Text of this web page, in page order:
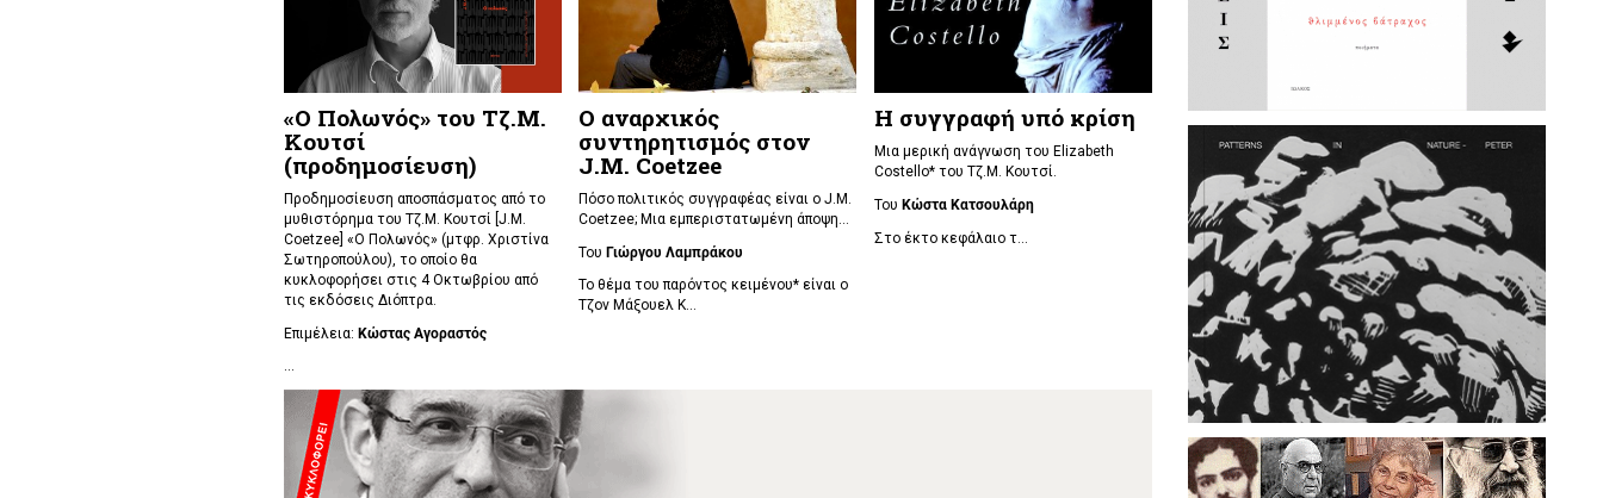
«Ο Πολωνός» του Τζ.Μ.
Κουτσί
(προδημοσίευση)
Προδημοσίευση αποσπάσματος από το
μυθιστόρημα του Τζ.Μ. Κουτσί [J.M.
Coetzee] «Ο Πολωνός» (μτφρ. Χριστίνα
Σωτηροπούλου), το οποίο θα
κυκλοφορήσει στις 4 Οκτωβρίου από
τις εκδόσεις Διόπτρα.
Επιμέλεια: Κώστας Αγοραστός
...
Ο αναρχικός
συντηρητισμός στον
J.M. Coetzee
Πόσο πολιτικός συγγραφέας είναι ο J.M.
Coetzee; Μια εμπεριστατωμένη άποψη...
ΤουΓιώργου Λαμπράκου
Το θέμα του παρόντος κειμένου* είναι ο
Τζον Μάξουελ Κ...
Η συγγραφή υπό κρίση
Μια μερική ανάγνωση του Elizabeth
Costello* του Τζ.Μ. Κουτσί.
Του Κώστα Κατσουλάρη
Στο έκτο κεφάλαιο τ...